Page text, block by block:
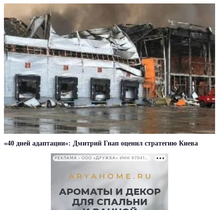
«40 дней адаптации»: Дмитрий Гнап оценил стратегию Киева
РЕКЛАМА • ООО «ДРУЖБА» ИНН 9704146411